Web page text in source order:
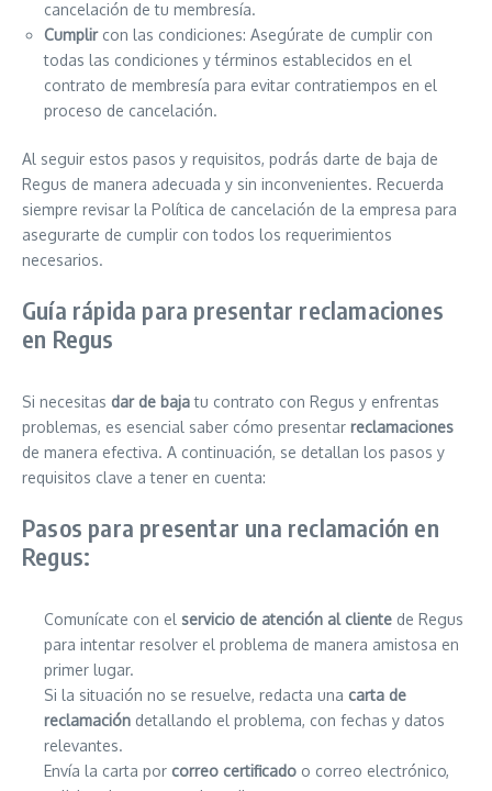
cancelación de tu membresía.
Cumplircon las condiciones: Asegúrate de cumplir con
todas las condiciones y términos establecidos en el
contrato de membresía para evitar contratiempos en el
proceso de cancelación.
Al seguir estos pasos y requisitos, podrás darte de baja de
Regus de manera adecuada y sin inconvenientes. Recuerda
siempre revisar la Política de cancelación de la empresa para
asegurarte de cumplir con todos los requerimientos
necesarios.
Guía rápida para presentar reclamaciones
en Regus
Si necesitas dar de bajatu contrato con Regus y enfrentas
problemas, es esencial saber cómo presentar reclamaciones
de manera efectiva. A continuación, se detallan los pasos y
requisitos clave a tener en cuenta:
Pasos para presentar una reclamación en
Regus:
Comunícate con el servicio de atención al cliente de Regus
para intentar resolver el problema de manera amistosa en
primer lugar.
Si la situación no se resuelve, redacta una carta de
reclamación detallando el problema, con fechas y datos
relevantes.
Envía la carta por correo certificado o correo electrónico,